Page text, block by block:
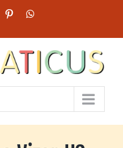
Pinterest